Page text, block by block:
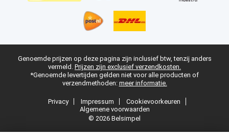
Genoemde prijzen op deze pagina zijn inclusief btw, tenzij anders
vermeld. Prijzen zijn exclusief verzendkosten.
*Genoemde levertijden gelden niet voor alle producten of
verzendmethoden: meer informatie.
Privacy Impressum
Cookievoorkeuren
Algemene voorwaarden
© 2026 Belsimpel